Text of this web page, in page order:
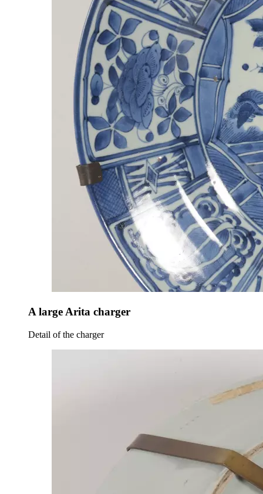
A large Arita charger
Detail of the charger